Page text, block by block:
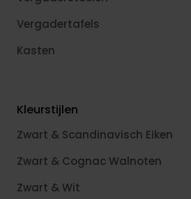
Vergadertafels
Kasten
Kleurstijlen
Zwart & Scandinavisch Eiken
Zwart & Cognac Walnoten
Zwart & Wit